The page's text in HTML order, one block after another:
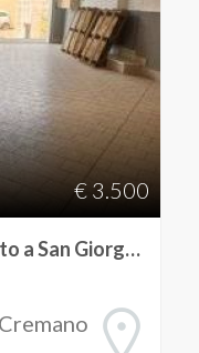
€ 3.500
Locale commerciale in affitto a San Giorgio a Cremano